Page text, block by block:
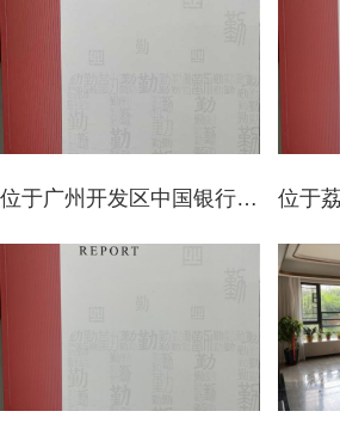
位于广州开发区中国银行大街**、**号和**号两处商业房地产市场价值评估